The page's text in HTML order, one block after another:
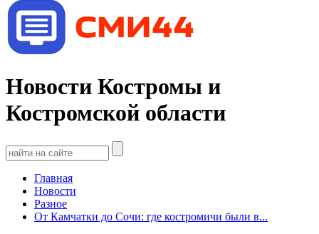
Новости Костромы и
Костромской области
Главная
Новости
Разное
От Камчатки до Сочи: где костромичи были в...